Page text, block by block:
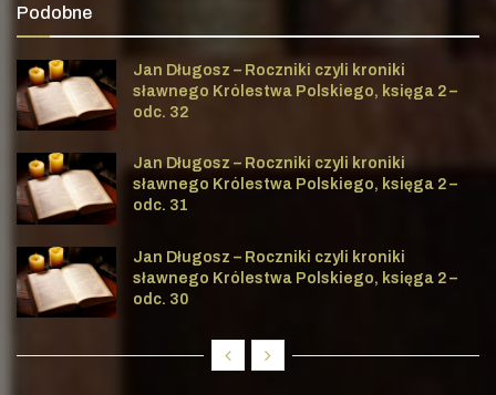
Podobne
Jan Długosz – Roczniki czyli kroniki
sławnego Królestwa Polskiego, księga 2 –
odc. 32
Jan Długosz – Roczniki czyli kroniki
sławnego Królestwa Polskiego, księga 2 –
odc. 31
Jan Długosz – Roczniki czyli kroniki
sławnego Królestwa Polskiego, księga 2 –
odc. 30